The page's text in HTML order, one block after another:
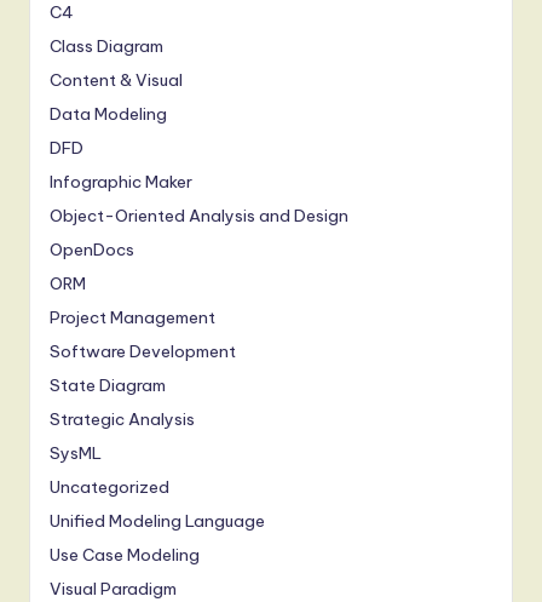
C4
Class Diagram
Content & Visual
Data Modeling
DFD
Infographic Maker
Object-Oriented Analysis and Design
OpenDocs
ORM
Project Management
Software Development
State Diagram
Strategic Analysis
SysML
Uncategorized
Unified Modeling Language
Use Case Modeling
Visual Paradigm